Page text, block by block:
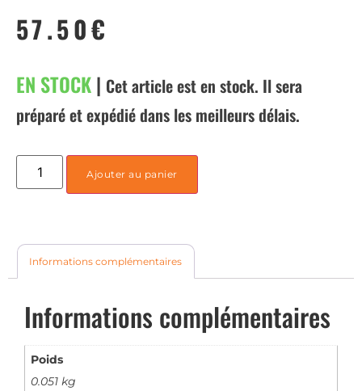
57.50€
EN STOCK| Cet article est en stock. Il sera
préparé et expédié dans les meilleurs délais.
Ajouter au panier
Informations complémentaires
Informations complémentaires
Poids
0.051 kg